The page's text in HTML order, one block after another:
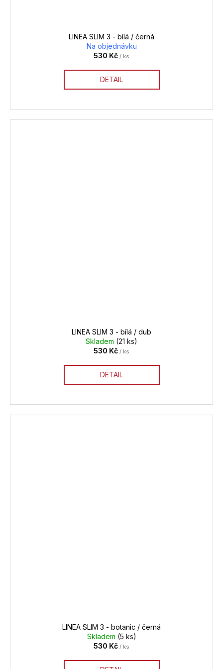
LINEA SLIM 3 - bílá / černá
Na objednávku
530 Kč / ks
DETAIL
LINEA SLIM 3 - bílá / dub
Skladem (21 ks)
530 Kč / ks
DETAIL
LINEA SLIM 3 - botanic / černá
Skladem (5 ks)
530 Kč / ks